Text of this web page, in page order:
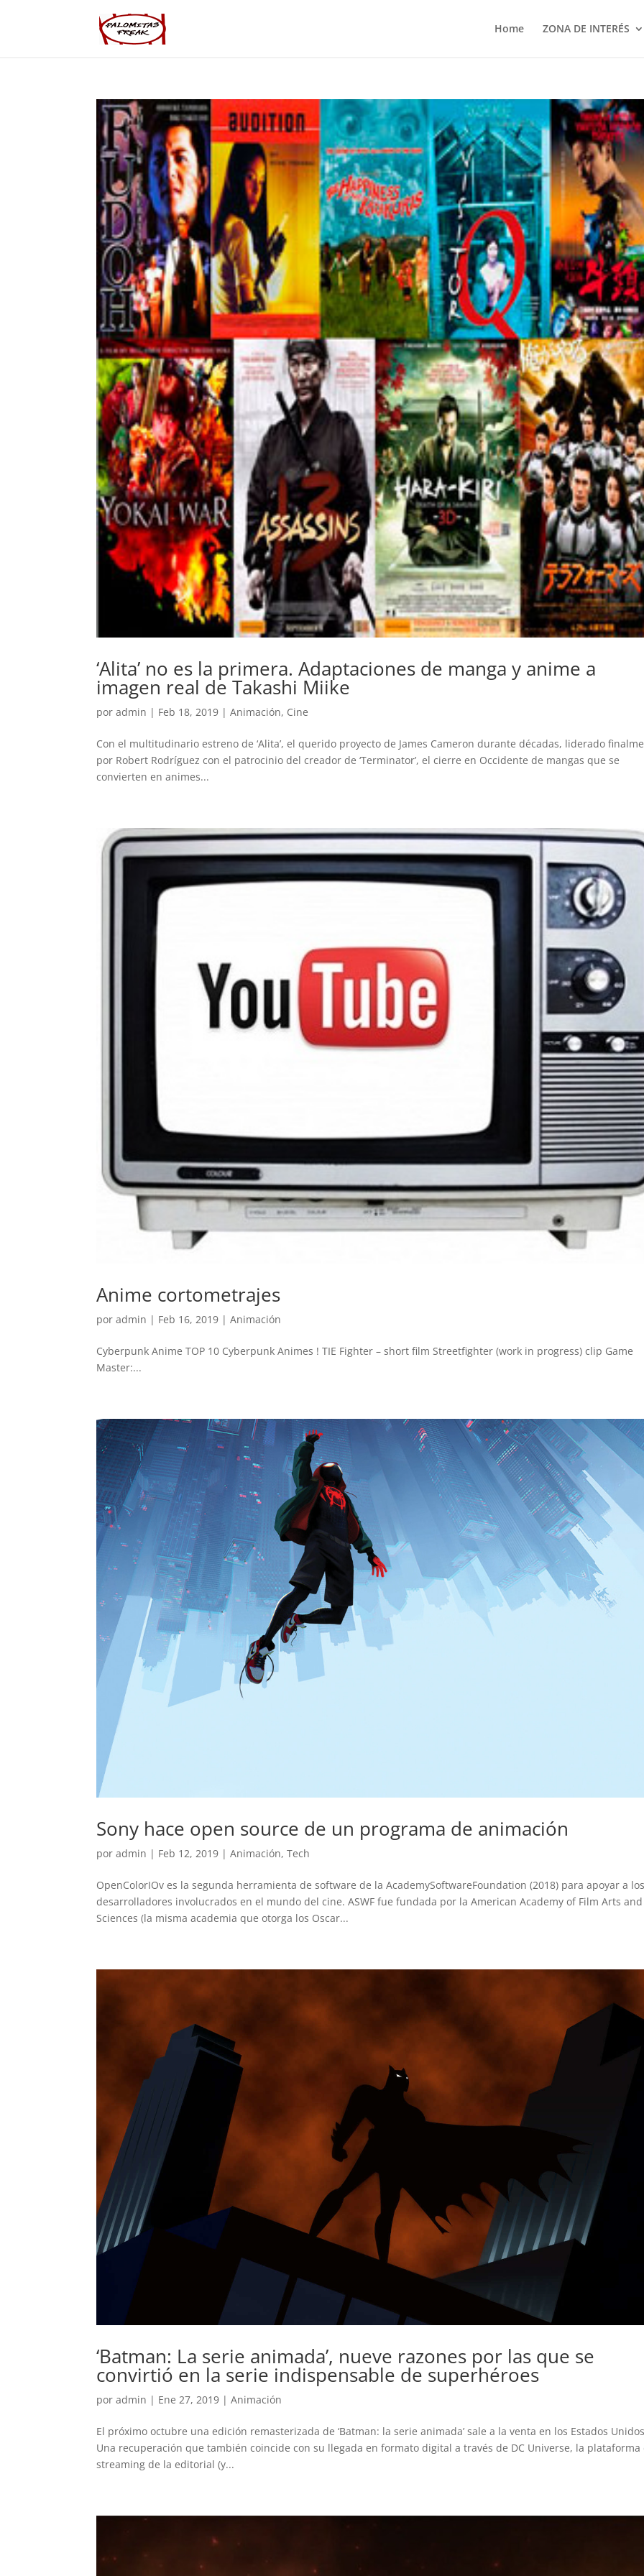
Home ZONA DE INTERÉS
‘Alita’ no es la primera. Adaptaciones de manga y anime a
imagen real de Takashi Miike
poradmin | Feb 18, 2019 |Animación, Cine
Con el multitudinario estreno de ‘Alita’, el querido proyecto de James Cameron durante décadas, liderado
por Robert Rodríguez con el patrocinio del creador de ‘Terminator’, el cierre en Occidente de mangas que se
convierten en animes...
Anime cortometrajes
poradmin | Feb 16, 2019 |Animación
Cyberpunk Anime TOP 10 Cyberpunk Animes ! TIE Fighter – short film Streetfighter (work in progress) clip Game
Master:...
Sony hace open source de un programa de animación
poradmin | Feb 12, 2019 |Animación,Tech
OpenColorIOv es la segunda herramienta de software de la AcademySoftwareFoundation (2018) para apoyar a
desarrolladores involucrados en el mundo del cine. ASWF fue fundada por la American Academy of Film Arts and
Sciences (la misma academia que otorga los Oscar...
‘Batman: La serie animada’, nueve razones por las que se
convirtió en la serie indispensable de superhéroes
poradmin | Ene 27, 2019 |Animación
El próximo octubre una edición remasterizada de ‘Batman: la serie animada’ sale a la venta en los Estados
Una recuperación que también coincide con su llegada en formato digital a través de DC Universe, la plataforma
streaming de la editorial (y...